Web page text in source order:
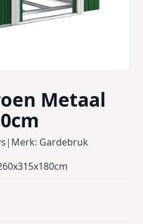
Metaal
| Merk: Gardebruk